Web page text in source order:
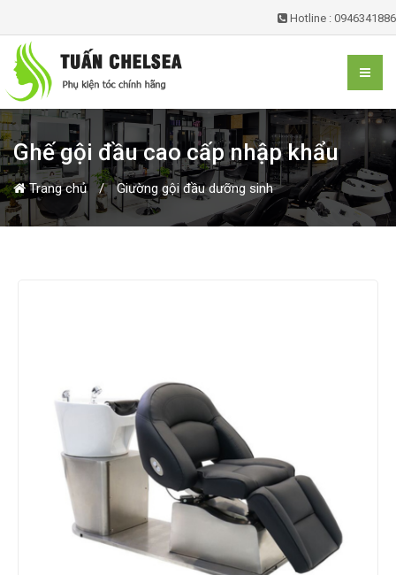
Hotline : 0946341886
Ghế gội đầu cao cấp nhập khẩu
Trang chủ Giường gội đầu dưỡng sinh